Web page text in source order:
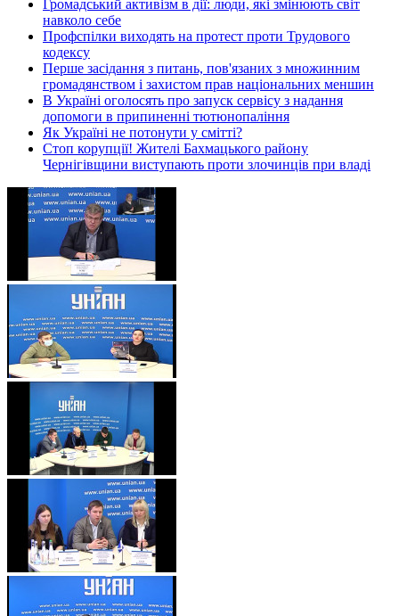
Громадський активізм в дії: люди, які змінюють світ
навколо себе
Профспілки виходять на протест проти Трудового
кодексу
Перше засідання з питань, пов'язаних з множинним
громадянством і захистом прав національних меншин
В Україні оголосять про запуск сервісу з надання
допомоги в припиненні тютюнопаління
Як Україні не потонути у смітті?
Стоп корупції! Жителі Бахмацького району
Чернігівщини виступають проти злочинців при владі